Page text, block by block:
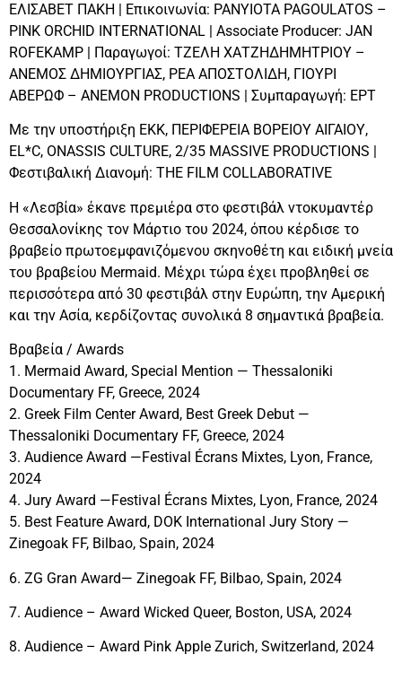
ΕΛΙΣΑΒΕΤ ΠΑΚΗ | Επικοινωνία: PANYIOTA PAGOULATOS –
PINK ORCHID INTERNATIONAL | Associate Producer: JAN
ROFEKAMP | Παραγωγοί: ΤΖΕΛΗ ΧΑΤΖΗΔΗΜΗΤΡΙΟΥ –
ΑΝΕΜΟΣ ΔΗΜΙΟΥΡΓΙΑΣ, ΡΕΑ ΑΠΟΣΤΟΛΙΔΗ, ΓΙΟΥΡΙ
ΑΒΕΡΩΦ – ANEMON PRODUCTIONS | Συμπαραγωγή: ΕΡΤ
Με την υποστήριξη ΕΚΚ, ΠΕΡΙΦΕΡΕΙΑ ΒΟΡΕΙΟΥ ΑΙΓΑΙΟΥ,
EL*C, ONASSIS CULTURE, 2/35 MASSIVE PRODUCTIONS |
Φεστιβαλική Διανομή: THE FILM COLLABORATIVE
Η «Λεσβία» έκανε πρεμιέρα στο φεστιβάλ ντοκυμαντέρ
Θεσσαλονίκης τον Μάρτιο του 2024, όπου κέρδισε το
βραβείο πρωτοεμφανιζόμενου σκηνοθέτη και ειδική μνεία
του βραβείου Mermaid. Μέχρι τώρα έχει προβληθεί σε
περισσότερα από 30 φεστιβάλ στην Ευρώπη, την Αμερική
και την Ασία, κερδίζοντας συνολικά 8 σημαντικά βραβεία.
Βραβεία / Awards
1. Mermaid Award, Special Mention — Thessaloniki
Documentary FF, Greece, 2024
2. Greek Film Center Award, Best Greek Debut —
Thessaloniki Documentary FF, Greece, 2024
3. Audience Award —Festival Écrans Mixtes, Lyon, France,
2024
4. Jury Award —Festival Écrans Mixtes, Lyon, France, 2024
5. Best Feature Award, DOK International Jury Story —
Zinegοak FF, Bilbao, Spain, 2024
6. ZG Gran Award— Zinegοak FF, Bilbao, Spain, 2024
7. Audience – Award Wicked Queer, Boston, USA, 2024
8. Audience – Award Pink Apple Zurich, Switzerland, 2024